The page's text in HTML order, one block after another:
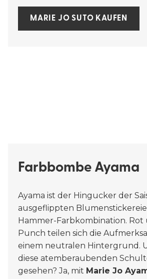
MARIE JO SUTO KAUFEN
Farbbombe Ayama
Ayama ist der Hingucker der
ausgeflippten
Hammer-Farbkombination.
Punch teilen sich die
einem neutralen Hintergrund.
diese atemberaubenden
gesehen? Ja, mit Marie Jo